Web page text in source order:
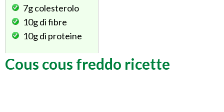
7gcolesterolo
10gdi fibre
10gdi proteine
Cous cous freddo ricette